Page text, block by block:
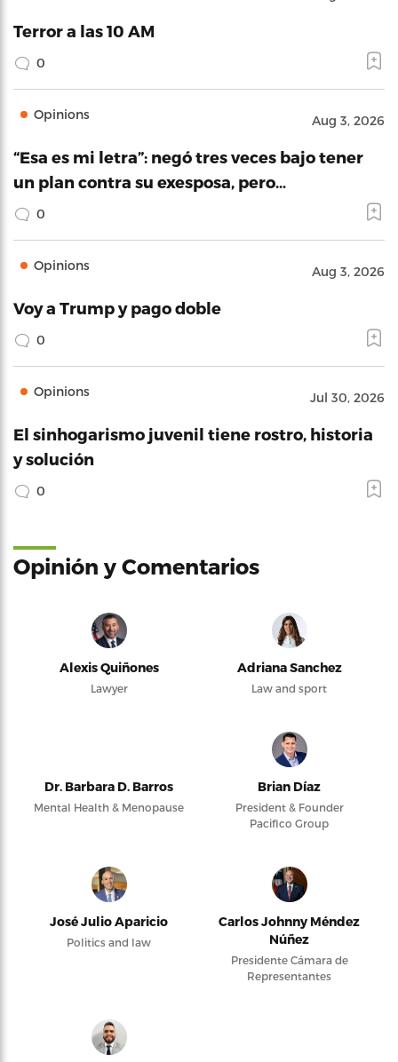
Terror a las 10 AM
0
Opinions Aug 3, 2026
“Esa es mi letra”: negó tres veces bajo tener
un plan contra su exesposa, pero…
0
Opinions Aug 3, 2026
Voy a Trump y pago doble
0
Opinions Jul 30, 2026
El sinhogarismo juvenil tiene rostro, historia
y solución
0
Opinión y Comentarios
Alexis Quiñones
Lawyer
Adriana Sanchez
Law and sport
Dr. Barbara D. Barros
Mental Health & Menopause
Brian Díaz
President & Founder
Pacifico Group
José Julio Aparicio
Politics and law
Carlos Johnny Méndez
Núñez
Presidente Cámara de
Representantes